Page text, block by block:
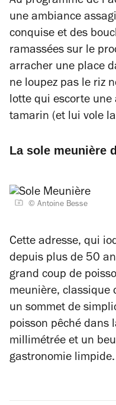
une ambiance
conquise et des
ramassées sur le
arracher une place
ne loupez pas le riz
lotte qui escorte
tamarin (et lui vole
La sole meunière
© Antoine Besse
Cette adresse, qui
depuis plus de 50
grand coup de
meunière, classique
un sommet de
poisson pêché dans
millimétrée et un
gastronomie limpide.